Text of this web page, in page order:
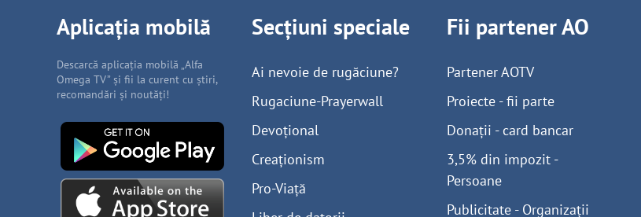
Aplicația mobilă
Descarcă aplicația mobilă „Alfa
Omega TV” și fii la curent cu știri,
recomandări și noutăți!
Secțiuni speciale
Ai nevoie de rugăciune?
Rugaciune-Prayerwall
Devoțional
Creaționism
Pro-Viață
Fii partener AO
Partener AOTV
Proiecte - fii parte
Donații - card bancar
3,5% din impozit -
Persoane
Publicitate - Organizații